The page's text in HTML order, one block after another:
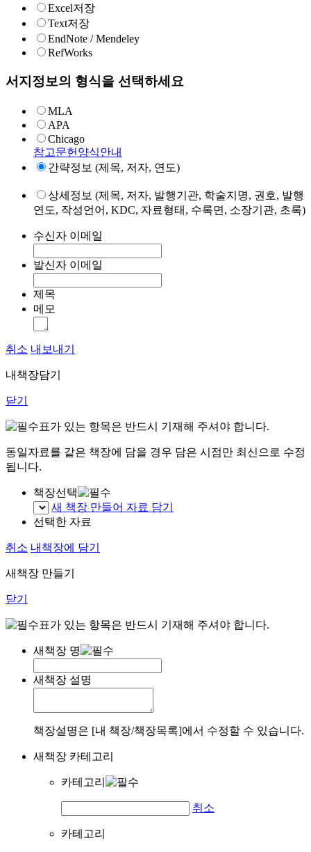
Excel저장
Text저장
EndNote / Mendeley
RefWorks
서지정보의 형식을 선택하세요
MLA
APA
Chicago
참고문헌양식안내
간략정보 (제목, 저자, 연도)
상세정보 (제목, 저자, 발행기관, 학술지명, 권호, 발행
연도, 작성언어, KDC, 자료형태, 수록면, 소장기관, 초록)
수신자 이메일
발신자 이메일
제목
메모
취소 내보내기
내책장담기
닫기
표가 있는 항목은 반드시 기재해 주셔야 합니다.
동일자료를 같은 책장에 담을 경우 담은 시점만 최신으로 수정
됩니다.
책장선택
새 책장 만들어 자료 담기
선택한 자료
취소 내책장에 담기
새책장 만들기
닫기
표가 있는 항목은 반드시 기재해 주셔야 합니다.
새책장 명
새책장 설명
책장설명은 [내 책장/책장목록]에서 수정할 수 있습니다.
새책장 카테고리
카테고리
취소
카테고리